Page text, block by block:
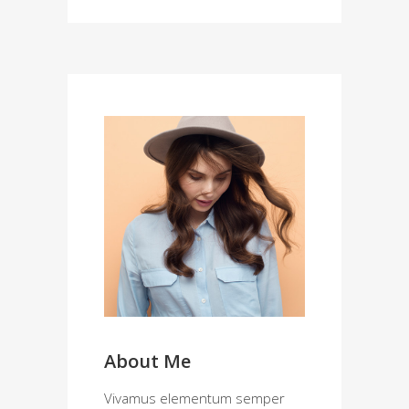
About Me
Vivamus elementum semper